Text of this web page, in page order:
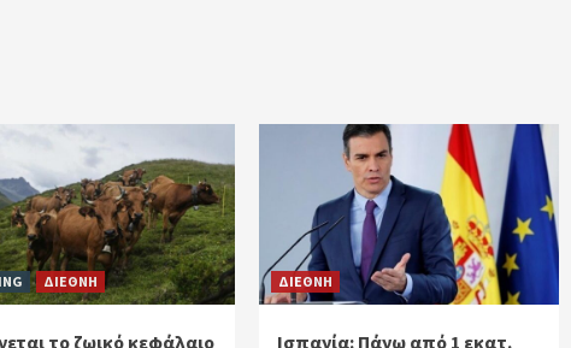
ΔΙΕΘΝΗ
το ζωικό κεφάλαιο
ΔΙΕΘΝΗ
Ισπανία: Πάνω από 1 εκατ.